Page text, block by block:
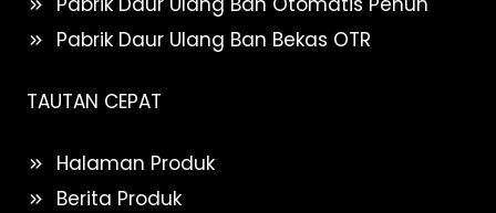
Pabrik Daur Ulang Ban Bekas OTR
TAUTAN CEPAT
Halaman Produk
Berita Produk